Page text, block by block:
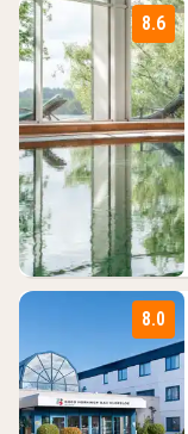
8.6
8.0